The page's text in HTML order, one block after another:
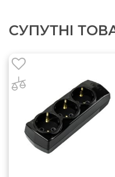
СУПУТНІ